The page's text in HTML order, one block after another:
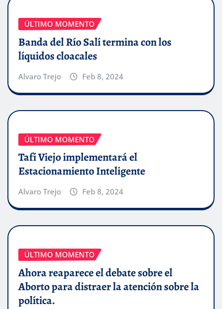
ÚLTIMO MOMENTO
Banda del Río Salí termina con los
líquidos cloacales
Alvaro Trejo Feb 8, 2024
ÚLTIMO MOMENTO
Tafí Viejo implementará el
Estacionamiento Inteligente
Alvaro Trejo Feb 8, 2024
ÚLTIMO MOMENTO
Ahora reaparece el debate sobre el
Aborto para distraer la atención sobre la
política.